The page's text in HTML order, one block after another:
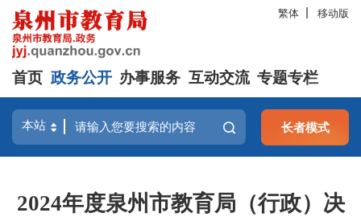
繁体 移动版
首页 政务公开 办事服务 互动交流 专题专栏
长者模式
2024年度泉州市教育局（行政）决